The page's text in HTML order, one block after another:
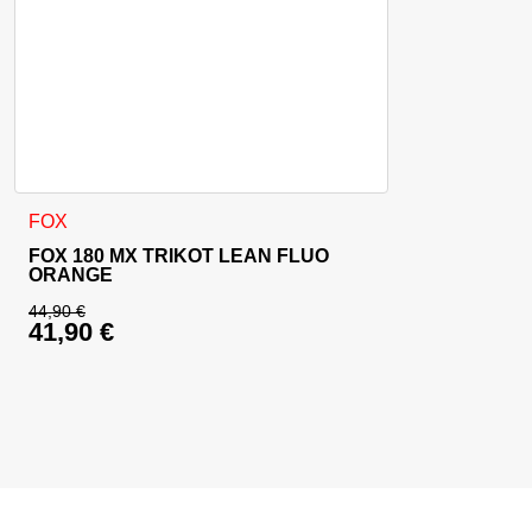
FOX
FOX 180 MX TRIKOT LEAN FLUO
ORANGE
44,90€
Ursprünglicher Preis war: 44,90 €
41,90 €
Dieses Produkt weist mehrere Varianten auf. Die Optionen